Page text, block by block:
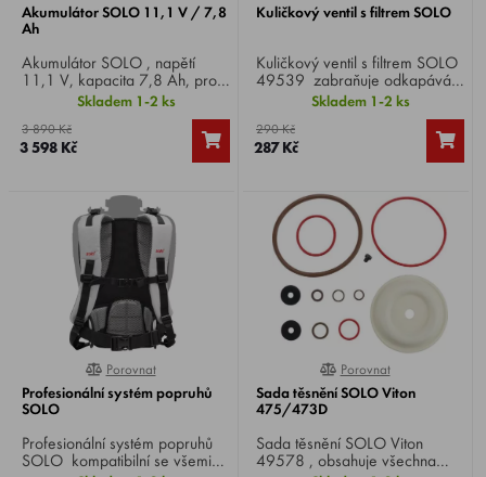
Akumulátor SOLO 11,1 V / 7,8
Ah
Akumulátor SOLO , napětí
11,1 V, kapacita 7,8 Ah, pro
bateriový postřikovač SOLO
416Li Pro .
Skladem 1-2 ks
3 890 Kč
3 598 Kč
Kuličkový ventil s filtrem SOLO
Kuličkový ventil s filtrem SOLO
49539 zabraňuje odkapávání
po uzavření ručního ventilu,
čímž splňuje aktuálně platné
předpisy, 0,35 bar.
Skladem 1-2 ks
290 Kč
287 Kč
0%
Porovnat
Profesionální systém popruhů
SOLO
Profesionální systém popruhů
SOLO kompatibilní se všemi
0%
Porovnat
Sada těsnění SOLO Viton
475/473D
Sada těsnění SOLO Viton
49578 , obsahuje všechna